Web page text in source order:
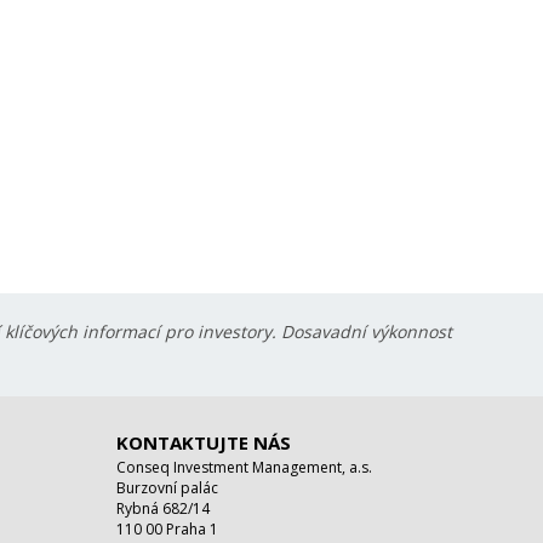
informací pro investory. Dosavadní výkonnost
KONTAKTUJTE NÁS
Conseq Investment Management, a.s.
Burzovní palác
Rybná 682/14
110 00 Praha 1